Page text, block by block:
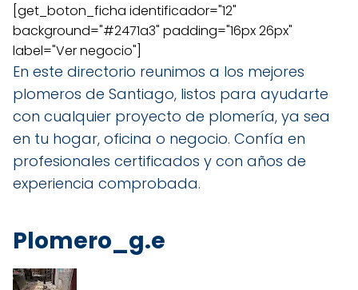
[get_boton_ficha identificador="12"
background="#2471a3" padding="16px 26px"
label="Ver negocio"]
En este directorio reunimos a los mejores
plomeros de Santiago, listos para ayudarte
con cualquier proyecto de plomería, ya sea
en tu hogar, oficina o negocio. Confía en
profesionales certificados y con años de
experiencia comprobada.
Plomero_g.e